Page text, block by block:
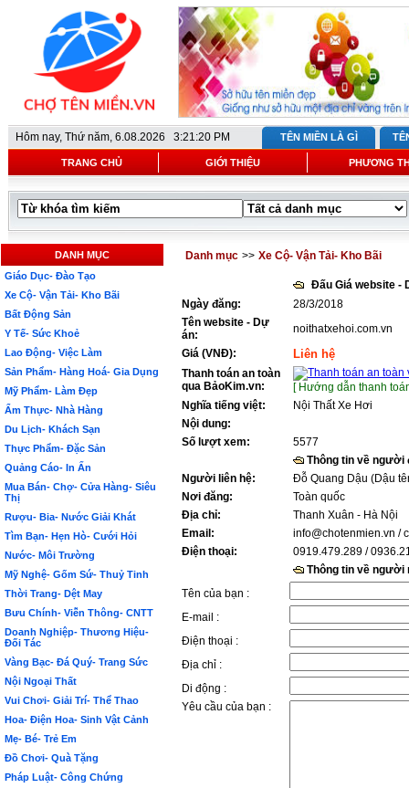
Hôm nay, Thứ năm, 6.08.2026 3:21:20 PM TÊN MIỀN LÀ GÌ
TRANG CHỦ GIỚI THIỆU PHƯƠNG
DANH MỤC
Giáo Dục- Đào Tạo
Xe Cộ- Vận Tải- Kho Bãi
Bất Động Sản
Y Tế- Sức Khoẻ
Lao Động- Việc Làm
Sản Phẩm- Hàng Hoá- Gia Dụng
Mỹ Phẩm- Làm Đẹp
Ẩm Thực- Nhà Hàng
Du Lịch- Khách Sạn
Thực Phẩm- Đặc Sản
Quảng Cáo- In Ấn
Mua Bán- Chợ- Cửa Hàng- Siêu
Thị
Rượu- Bia- Nước Giải Khát
Tìm Bạn- Hẹn Hò- Cưới Hỏi
Nước- Môi Trường
Mỹ Nghệ- Gốm Sứ- Thuỷ Tinh
Thời Trang- Dệt May
Bưu Chính- Viễn Thông- CNTT
Doanh Nghiệp- Thương Hiệu-
Đối Tác
Vàng Bạc- Đá Quý- Trang Sức
Nội Ngoại Thất
Vui Chơi- Giải Trí- Thể Thao
Hoa- Điện Hoa- Sinh Vật Cảnh
Mẹ- Bé- Trẻ Em
Đồ Chơi- Quà Tặng
Pháp Luật- Công Chứng
Danh mục >> Xe Cộ- Vận Tải- Kho Bãi
Đấu Giá website -
Ngày đăng:
28/3/2018
Tên website - Dự
án:
noithatxehoi.com.vn
Giá (VNĐ):
Liên hệ
Thanh toán an toàn
qua BảoKim.vn:
[ Hướng dẫn thanh
Nghĩa tiếng việt:
Nội Thất Xe Hơi
Nội dung:
Số lượt xem:
5577
Thông tin về người
Người liên hệ:
Đỗ Quang Dậu (Dậu
Nơi đăng:
Toàn quốc
Địa chỉ:
Thanh Xuân - Hà Nội
Email:
info@chotenmien.vn /
Điện thoại:
0919.479.289 /
Thông tin về người
Tên của bạn :
E-mail :
Điện thoại :
Địa chỉ :
Di động :
Yêu cầu của bạn :